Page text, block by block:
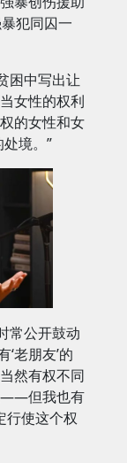
犯同囚一
困中写出让
女性的权利
的女性和女
境。”
常公开鼓动
老朋友’的
然有权不同
——但我也有
行使这个权